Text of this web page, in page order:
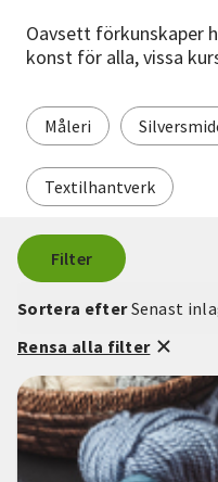
Oavsett förkunskaper
konst för alla, vissa
Måleri
Textilhantverk
Filter
Sortera efterSenast
Rensa alla filter